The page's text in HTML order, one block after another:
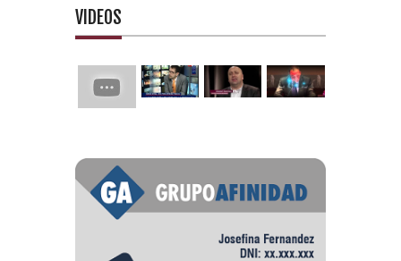
VIDEOS